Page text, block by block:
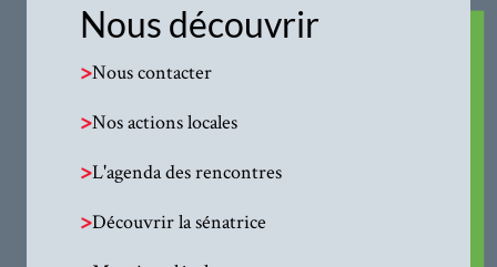
Nous découvrir
>Nous contacter
>Nos actions locales
>L'agenda des rencontres
>Découvrir la sénatrice